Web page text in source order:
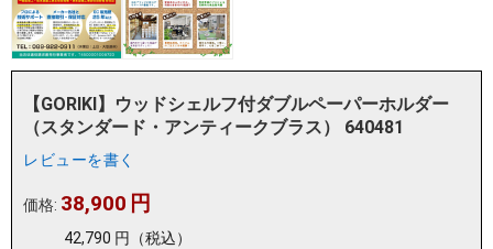
【GORIKI】ウッドシェルフ付ダブルペーパーホルダー
（スタンダード・アンティークブラス） 640481
レビューを書く
価格: 38,900 円
42,790 円 （税込）